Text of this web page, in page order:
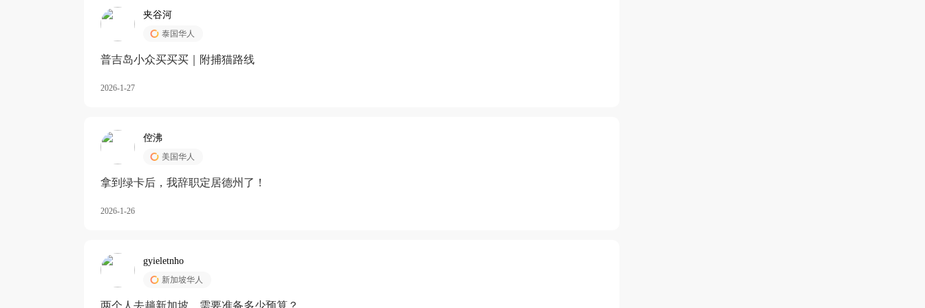
夹谷河
泰国华人
️普吉岛小众买买买｜附捕猫路线
2026-1-27
倥沸
美国华人
拿到绿卡后，我辞职定居德州了！
2026-1-26
gyieletnho
新加坡华人
两个人去趟新加坡，需要准备多少预算？